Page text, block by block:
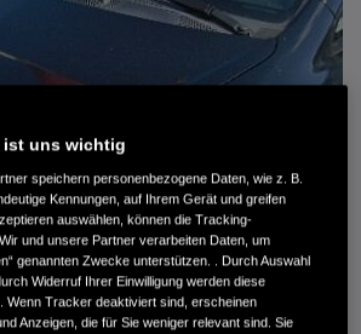
ist uns wichtig
speichern personenbezogene Daten, wie z. B.
Kennungen, auf Ihrem Gerät und greifen
auswählen, können die Tracking-
und unsere Partner verarbeiten Daten, um
genannten Zwecke unterstützen. . Durch Auswahl
Widerruf Ihrer Einwilligung werden diese
Wenn Tracker deaktiviert sind, erscheinen
Anzeigen, die für Sie weniger relevant sind. Sie